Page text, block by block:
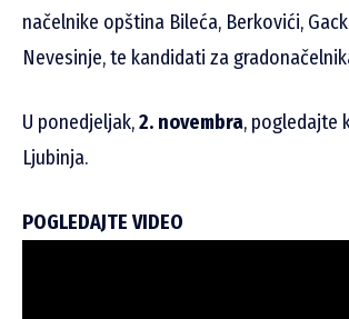
načelnike opština Bileća, Berkovići,
Nevesinje, te kandidati za
U ponedjeljak,2. novembra, pogledajte
Ljubinja.
POGLEDAJTE VIDEO